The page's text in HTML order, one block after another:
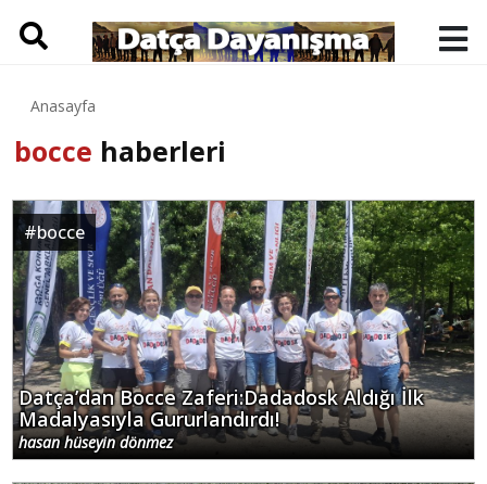
Anasayfa
bocce haberleri
#bocce
Datça’dan Bocce Zaferi:Dadadosk Aldığı İlk
Madalyasıyla Gururlandırdı!
hasan hüseyin dönmez